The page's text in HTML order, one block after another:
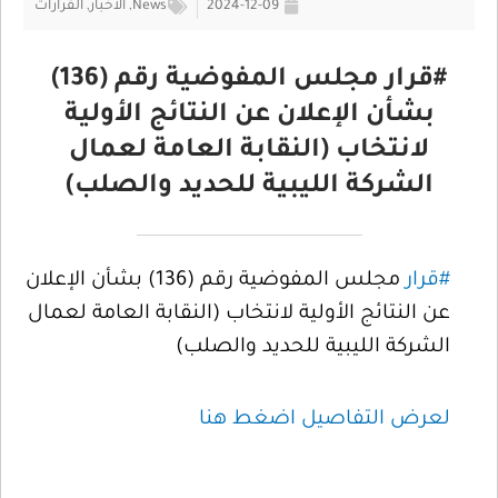
2024-12-09
News
, الأخبار, القرارات
#قرار مجلس المفوضية رقم (136)
بشأن الإعلان عن النتائج الأولية
لانتخاب (النقابة العامة لعمال
الشركة الليبية للحديد والصلب)
#قرار
مجلس المفوضية رقم (136) بشأن الإعلان
عن النتائج الأولية لانتخاب (النقابة العامة لعمال
الشركة الليبية للحديد والصلب)
لعرض التفاصيل اضغط هنا